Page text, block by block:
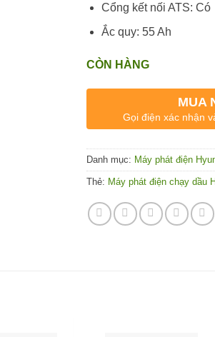
Cổng kết nối ATS: Có
Ắc quy: 55 Ah
CÒN HÀNG
MUA
Gọi điện xác nhận
Danh mục: Máy phát điện
Thẻ: Máy phát điện chạy dầu